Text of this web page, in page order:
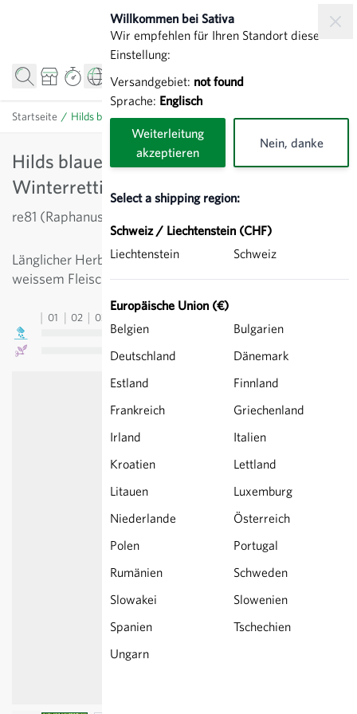
Willkommen bei Sativa
Wir empfehlen für Ihren Standort diese
Einstellung:
Versandgebiet: not found
Sprache: Englisch
Weiterleitung
akzeptieren
Nein, danke
Select a shipping region:
Schweiz / Liechtenstein (CHF)
Liechtenstein
Schweiz
Europäische Union (€)
Belgien
Bulgarien
Deutschland
Dänemark
Estland
Finnland
Frankreich
Griechenland
Irland
Italien
Kroatien
Lettland
Litauen
Luxemburg
Niederlande
Österreich
Polen
Portugal
Rumänien
Schweden
Slowakei
Slowenien
Spanien
Tschechien
Ungarn
Startseite / Hilds blauer Herbst und Winter - Winterrettich
Hilds blauer Herbst und Winter -
Winterrettich
re81 (Raphanus sativus)
Länglicher Herbstrettich mit violetter Rinde und
weissem Fleisch. Gute Lagerfähigkeit.
01 02 03